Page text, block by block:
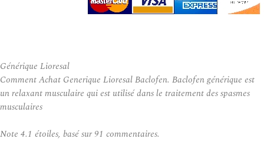
Générique Lioresal
Comment Achat Generique Lioresal Baclofen. Baclofen générique est
un relaxant musculaire qui est utilisé dans le traitement des spasmes
musculaires
Note 4.1 étoiles, basé sur 91 commentaires.